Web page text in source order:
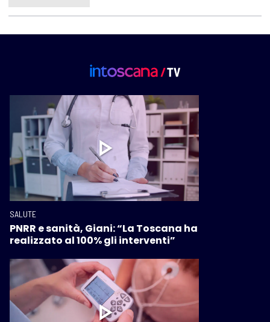
SALUTE
PNRR e sanità, Giani: “La Toscana ha
realizzato al 100% gli interventi”